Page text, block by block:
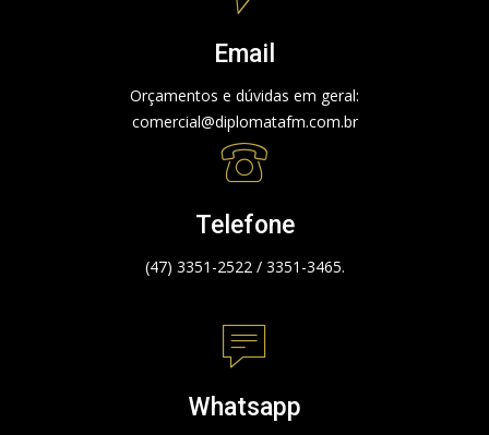
Email
Orçamentos e dúvidas em geral:
comercial@diplomatafm.com.br
Telefone
(47) 3351-2522 / 3351-3465.
Whatsapp